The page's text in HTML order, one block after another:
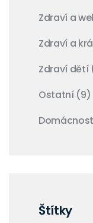
Zdraví a
Zdraví a
Zdraví dětí
Ostatní (9)
Štítky